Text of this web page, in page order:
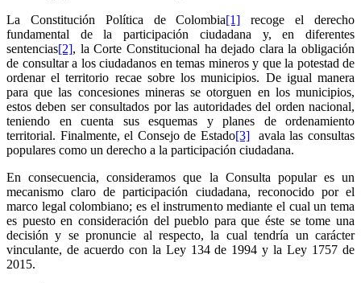
La Constitución Política de Colombia[1] recoge el derecho
fundamental de la participación ciudadana y, en diferentes
sentencias[2], la Corte Constitucional ha dejado clara la obligación
de consultar a los ciudadanos en temas mineros y que la potestad de
ordenar el territorio recae sobre los municipios. De igual manera
para que las concesiones mineras se otorguen en los municipios,
estos deben ser consultados por las autoridades del orden nacional,
teniendo en cuenta sus esquemas y planes de ordenamiento
territorial. Finalmente, el Consejo de Estado[3]avala las consultas
populares como un derecho a la participación ciudadana.
En consecuencia, consideramos que la Consulta popular es un
mecanismo claro de participación ciudadana, reconocido por el
marco legal colombiano; es el instrumento mediante el cual un tema
es puesto en consideración del pueblo para que éste se tome una
decisión y se pronuncie al respecto, la cual tendría un carácter
vinculante, de acuerdo con la Ley 134 de 1994 y la Ley 1757 de
2015.